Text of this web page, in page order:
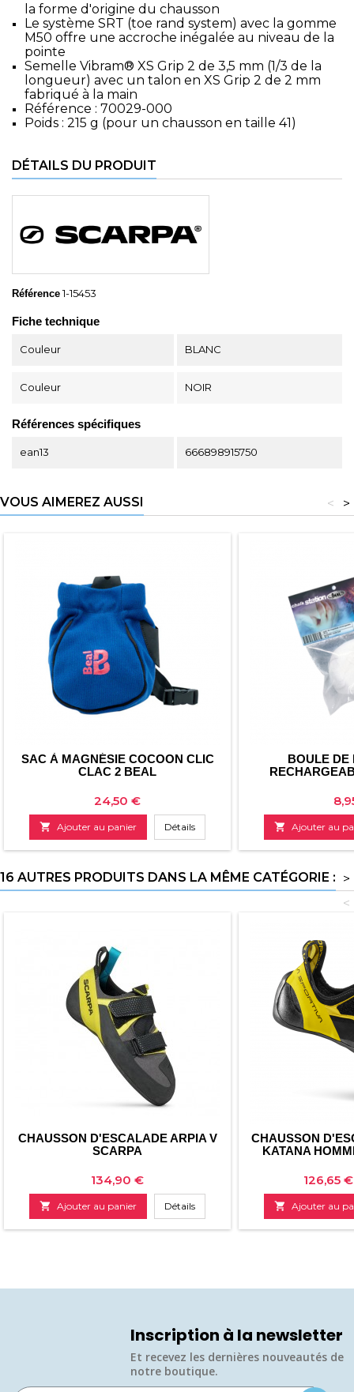
la forme d'origine du chausson
Le système SRT (toe rand system) avec la gomme
M50 offre une accroche inégalée au niveau de la
pointe
Semelle Vibram® XS Grip 2 de 3,5 mm (1/3 de la
longueur) avec un talon en XS Grip 2 de 2 mm
fabriqué à la main
Référence : 70029-000
Poids : 215 g (pour un chausson en taille 41)
DÉTAILS DU PRODUIT
Référence 1-15453
Fiche technique
Couleur BLANC
Couleur NOIR
Références spécifiques
ean13 666898915750
VOUS AIMEREZ AUSSI >
<
SAC À MAGNÉSIE COCOON CLIC
CLAC 2 BEAL
Prix
24,50 €
 Ajouter au panier Détails
BOULE DE
Prix
 Ajouter au
16 AUTRES PRODUITS DANS LA MÊME CATÉGORIE : >
<
CHAUSSON D'ESCALADE ARPIA V
SCARPA
Prix
134,90 €
 Ajouter au panier Détails
CHAUSSON
KATANA
Prix
126,65 €
 Ajouter au
Inscription à la newsletter
Et recevez les dernières nouveautés de
notre boutique.​